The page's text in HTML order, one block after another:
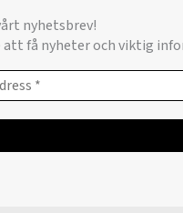
nyhetsbrev!
att få nyheter och viktig